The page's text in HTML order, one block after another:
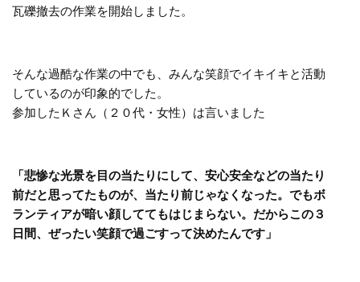
瓦礫撤去の作業を開始しました。
そんな過酷な作業の中でも、みんな笑顔でイキイキと活動
しているのが印象的でした。
参加したＫさん（２０代・女性）は言いました
「悲惨な光景を目の当たりにして、安心安全などの当たり
前だと思ってたものが、当たり前じゃなくなった。でもボ
ランティアが暗い顔しててもはじまらない。だからこの３
日間、ぜったい笑顔で過ごすって決めたんです」